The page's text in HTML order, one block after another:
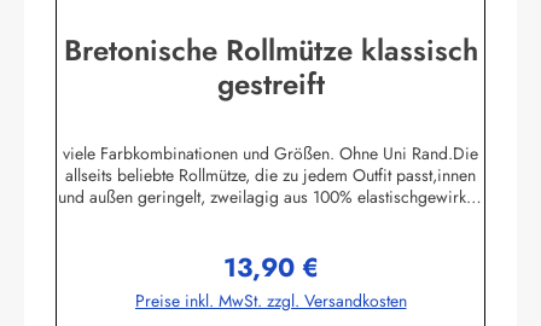
Bretonische Rollmütze klassisch
gestreift
viele Farbkombinationen und Größen. Ohne Uni Rand.Die
allseits beliebte Rollmütze, die zu jedem Outfit passt,innen
und außen geringelt, zweilagig aus 100% elastischgewirkter
zu allen Ringelmuster - Hemden. Größe 0 - bis 46 cm
Kopfumfang (bis 18 Monate)Größe 1 - bis 52 cm
Kopfumfang (Kleinkinder)Größe 2 - bis 55 cm Kopfumfang
Regulärer Preis:
13,90 €
Preise inkl. MwSt. zzgl. Versandkosten